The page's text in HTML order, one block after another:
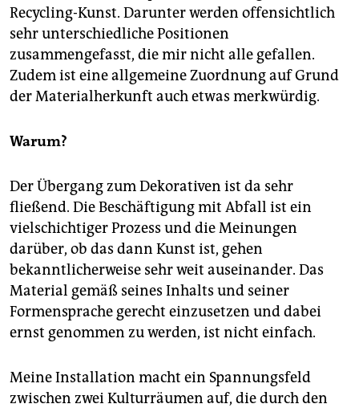
Recycling-Kunst. Darunter werden offensichtlich
sehr unterschiedliche Positionen
zusammengefasst, die mir nicht alle gefallen.
Zudem ist eine allgemeine Zuordnung auf Grund
der Materialherkunft auch etwas merkwürdig.
Warum?
Der Übergang zum Dekorativen ist da sehr
fließend. Die Beschäftigung mit Abfall ist ein
vielschichtiger Prozess und die Meinungen
darüber, ob das dann Kunst ist, gehen
bekanntlicherweise sehr weit auseinander. Das
Material gemäß seines Inhalts und seiner
Formensprache gerecht einzusetzen und dabei
ernst genommen zu werden, ist nicht einfach.
Meine Installation macht ein Spannungsfeld
zwischen zwei Kulturräumen auf, die durch den